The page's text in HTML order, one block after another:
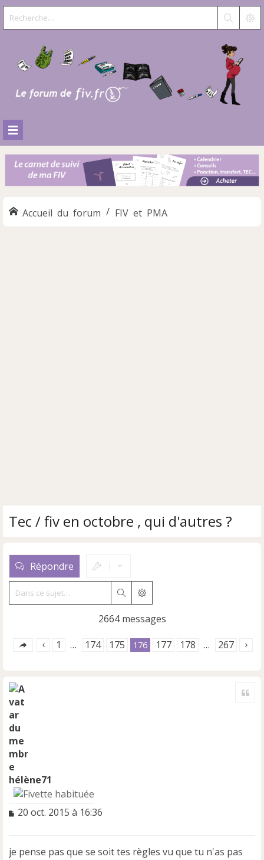
Accueil du forum FIV et PMA
Tec / fiv en octobre , qui d'autres ?
Répondre
RechercherRecherche avancée
2664 messages
1 … 174 175 176 177 178 … 267
hélène71
M
a
20 oct. 2015 à 16:36
je pense pas que se soit tes règles vu que tu n'as pas